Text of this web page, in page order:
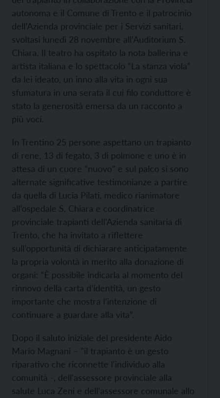
autonoma e il Comune di Trento e il patrocinio
dell’Azienda provinciale per i Servizi sanitari,
svoltasi lunedì 28 novembre all’Auditorium S.
Chiara. Il teatro ha ospitato la nota ballerina e
artista italiana e lo spettacolo “La stanza viola”
da lei ideato, un inno alla vita in ogni sua
sfumatura in una serata il cui filo conduttore è
stato la generosità emersa da un racconto a
più voci.
In Trentino 25 persone aspettano un trapianto
di rene, 13 di fegato, 3 di polmone e uno è in
attesa di un cuore “nuovo” e sul palco si sono
alternate significative testimonianze a partire
da quella di Lucia Pilati, medico rianimatore
all’ospedale S. Chiara e coordinatrice
provinciale trapianti dell’Azienda sanitaria di
Trento, che ha invitato a riflettere
sull’opportunità di dichiarare anticipatamente
la propria volontà in merito alla donazione di
organi: “È possibile indicarla al momento del
rinnovo della carta d’identità, un gesto
importante che mostra l’intenzione di
continuare a guardare alla vita”.
Dopo il saluto iniziale del presidente Aido
Mario Magnani – "il trapianto è un gesto
riparativo che riconnette l'individuo alla
comunità -, dell'assessore provinciale alla
salute Luca Zeni e dell'assessore comunale allo